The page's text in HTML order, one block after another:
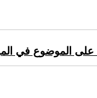
على الموضوع في